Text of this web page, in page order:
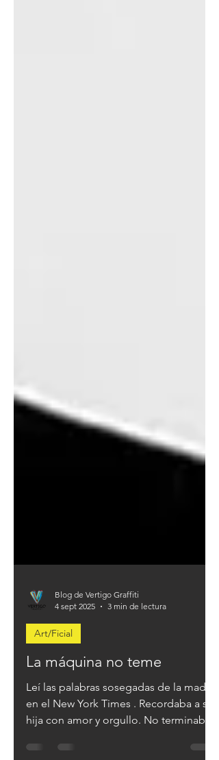
Blog de Vertigo Graffiti
4 sept 2025
3 min de lectura
Art/Ficial
La máquina no teme
en el New York Times . Recordaba a su